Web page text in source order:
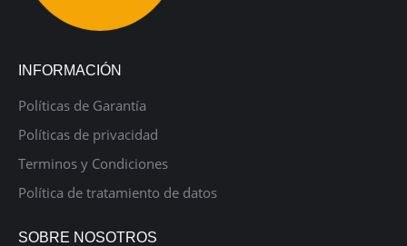
INFORMACIÓN
Políticas de Garantía
Políticas de privacidad
Terminos y Condiciones
Política de tratamiento de datos
SOBRE NOSOTROS